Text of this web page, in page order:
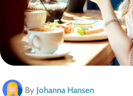
By Johanna Hansen